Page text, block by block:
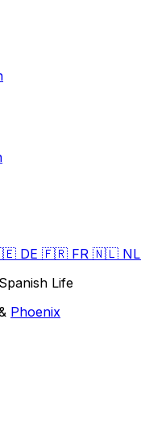
DE 🇫🇷 FR 🇳🇱 NL
Life
Phoenix